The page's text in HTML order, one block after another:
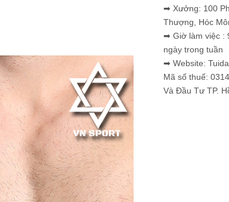
➡ Xưởng: 100
Thượng, Hóc
➡ Giờ làm việc :
ngày trong tuần
➡ Website:
Mã số thuế:
Và Đầu Tư TP.